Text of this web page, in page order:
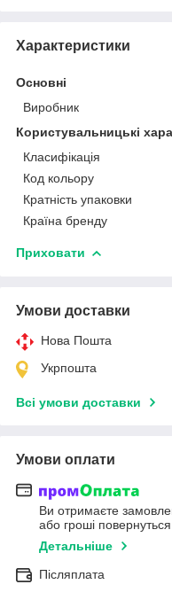
Характеристики
Основні
Виробник
Користувальницькі
Класифікація
Код кольору
Кратність упаковки
Країна бренду
Приховати
Умови доставки
Нова Пошта
Укрпошта
Всі умови доставки
Умови оплати
Ви отримаєте
або гроші
Детальніше
Післяплата